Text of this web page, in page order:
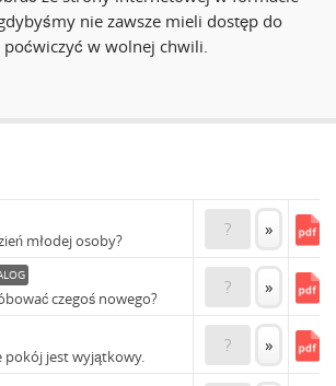
nie zawsze mieli dostęp do
w wolnej chwili.
młodej osoby?
? »
czegoś nowego?
? »
pokój jest wyjątkowy.
? »